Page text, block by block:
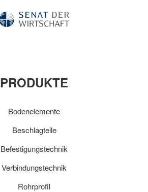
PRODUKTE
Bodenelemente
Beschlagteile
Befestigungstechnik
Verbindungstechnik
Rohrprofil